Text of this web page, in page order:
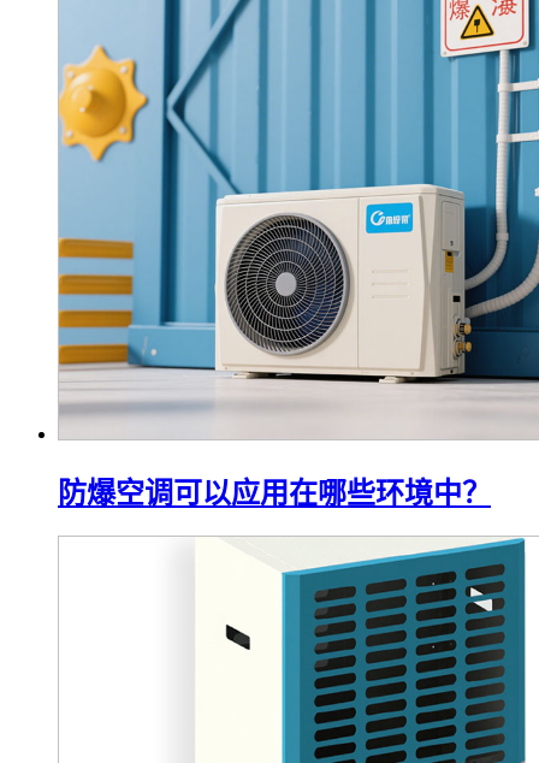
防爆空调可以应用在哪些环境中？